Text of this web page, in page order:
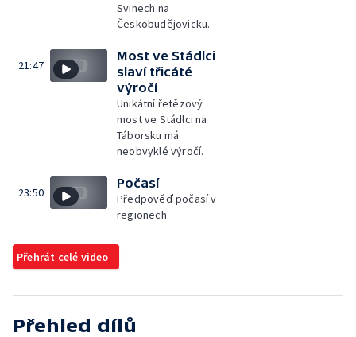
Svinech na
Českobudějovicku.
21:47
Most ve Stádlci
slaví třicáté
výročí
Unikátní řetězový
most ve Stádlci na
Táborsku má
neobvyklé výročí.
23:50
Počasí
Předpověď počasí v
regionech
Přehrát celé video
Přehled dílů